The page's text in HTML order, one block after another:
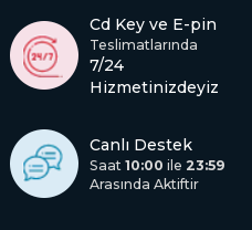
Cd Key ve E-pin
Teslimatlarında
7/24
Hizmetinizdeyiz
Canlı Destek
Saat 10:00 ile 23:59
Arasında Aktiftir